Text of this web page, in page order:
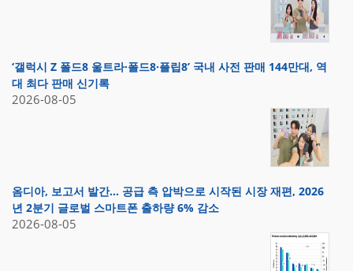
‘갤럭시 Z 폴드8 울트라·폴드8·플립8’ 국내 사전 판매 144만대, 역
대 최다 판매 신기록
2026-08-05
옴디아, 보고서 발간… 공급 측 압박으로 시작된 시장 재편, 2026
년 2분기 글로벌 스마트폰 출하량 6% 감소
2026-08-05